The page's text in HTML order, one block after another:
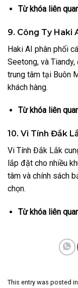
Từ khóa liên
9. Công Ty Haki
Haki AI phân phối
Seetong, và
trung tâm tại Buôn
khách hàng.
Từ khóa liên
10. Vi Tính Đắk
Vi Tính Đắk Lắk
lắp đặt cho nhiều
tâm và chính sách
chọn.
Từ khóa liên
This entry was posted in